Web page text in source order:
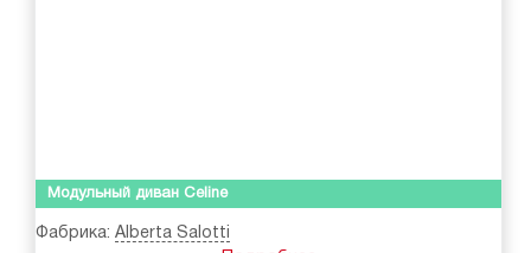
Модульный диван Celine
Фабрика: Alberta Salotti